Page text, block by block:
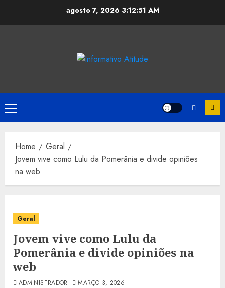
agosto 7, 2026 3:12:51 AM
Primary
Menu
Home
Geral
Jovem vive como Lulu da Pomerânia e divide opiniões
na web
Geral
Jovem vive como Lulu da
Pomerânia e divide opiniões na
web
ADMINISTRADOR MARÇO 3, 2026